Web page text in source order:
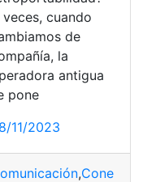
, España ,Frecuencia
veces, cuando
de
la
antigua
pone
11/2023
,Conectar